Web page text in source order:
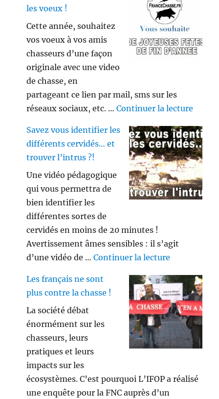
les voeux !
Cette année, souhaitez
vos voeux à vos amis
chasseurs d’une façon
originale avec une video
de chasse, en
partageant ce lien par mail, sms sur les
réseaux sociaux, etc. …Continuer la lecture
Savez vous identifier les
différents cervidés… et
trouver l’intrus ?!
Une vidéo pédagogique
qui vous permettra de
bien identifier les
différentes sortes de
cervidés en moins de 20 minutes !
Avertissement âmes sensibles : il s’agit
d’une vidéo de …Continuer la lecture
Les français ne sont
plus contre la chasse !
La société débat
énormément sur les
chasseurs, leurs
pratiques et leurs
impacts sur les
écosystèmes. C’est pourquoi L’IFOP a réalisé
une enquête pour la FNC auprès d’un